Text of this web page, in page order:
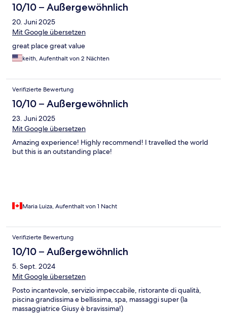
10/10 – Außergewöhnlich
20. Juni 2025
Mit Google übersetzen
great place great value
keith, Aufenthalt von 2 Nächten
Verifizierte Bewertung
10/10 – Außergewöhnlich
23. Juni 2025
Mit Google übersetzen
Amazing experience! Highly recommend! I travelled the world
but this is an outstanding place!
Maria Luiza, Aufenthalt von 1 Nacht
Verifizierte Bewertung
10/10 – Außergewöhnlich
5. Sept. 2024
Mit Google übersetzen
Posto incantevole, servizio impeccabile, ristorante di qualità,
piscina grandissima e bellissima, spa, massaggi super (la
massaggiatrice Giusy è bravissima!)